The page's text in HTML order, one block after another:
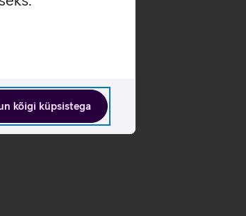
kõigi küpsistega